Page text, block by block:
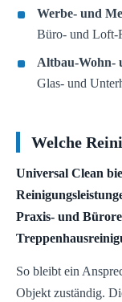
Werbe- und
Büro- und Loft-
Altbau-Wohn-
Glas- und
Welche
Universal Clean
Praxis- und
So bleibt ein
Objekt zuständig.